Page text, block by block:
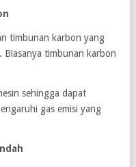
timbunan karbon yang
Biasanya timbunan karbon
sehingga dapat
gas emisi yang